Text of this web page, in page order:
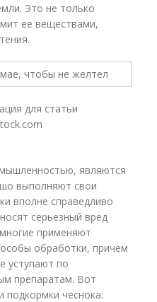
Это не только
ее веществами,
для статьи
являются
выполняют свои
вполне справедливо
серьезный вред
применяют
обработки, причем
уступают по
препаратам. Вот
подкормки чеснока: